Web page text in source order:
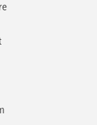
großes Interesse an
große
Regel hohe